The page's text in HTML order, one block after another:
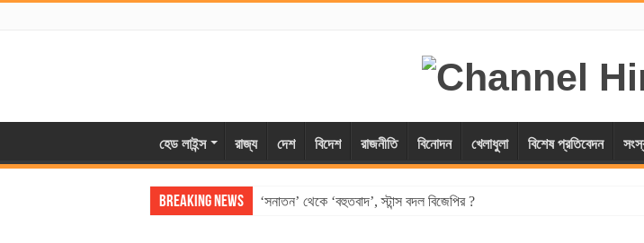
হেড লাইন্স রাজ্য দেশ বিদেশ রাজনীতি বিনোদন খেলাধুলা বিশেষ প্রতিবেদন
Breaking News ‘সনাতন’ থেকে ‘বহুতবাদ’, স্টান্স বদল বিজেপির ?